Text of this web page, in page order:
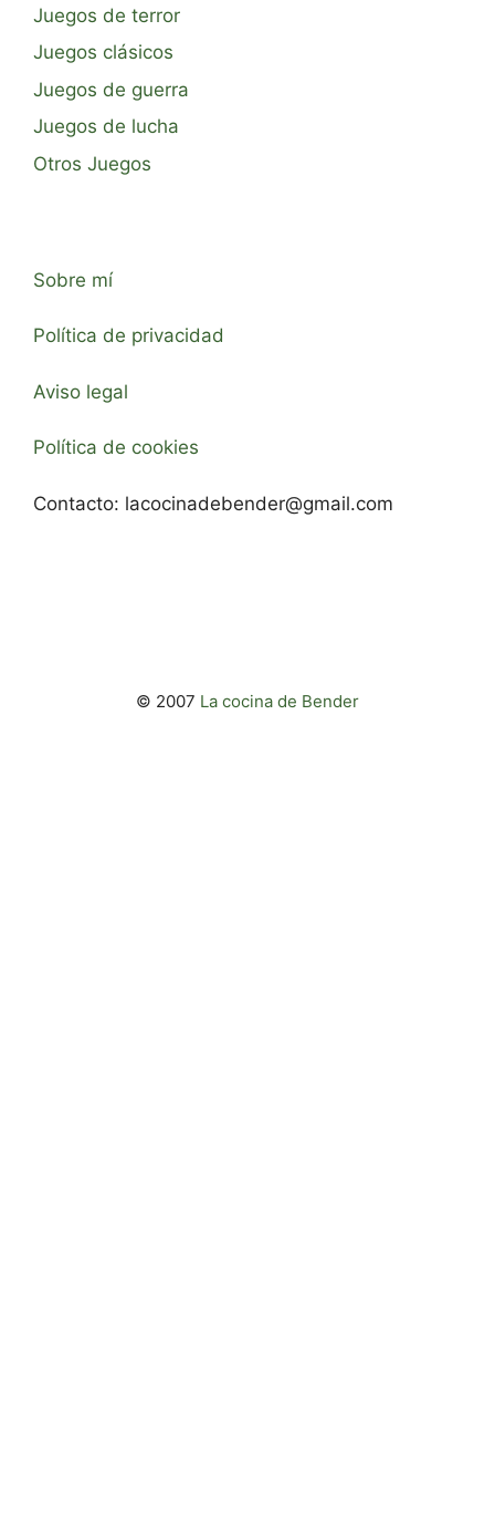
Juegos de terror
Juegos clásicos
Juegos de guerra
Juegos de lucha
Otros Juegos
Sobre mí
Política de privacidad
Aviso legal
Política de cookies
Contacto: lacocinadebender@gmail.com
© 2007 La cocina de Bender